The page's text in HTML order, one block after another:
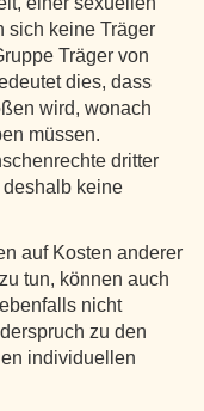
sich keine Träger
Träger von
dies, dass
wird, wonach
müssen.
dritter
deshalb keine
auf Kosten anderer
tun, können auch
nicht
zu den
individuellen